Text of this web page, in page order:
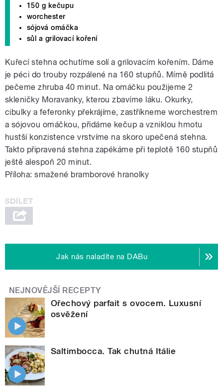
150 g kečupu
worchester
sójová omáčka
sůl a grilovací koření
Kuřecí stehna ochutíme solí a grilovacím kořením. Dáme
je péci do trouby rozpálené na 160 stupňů. Mírně podlitá
pečeme zhruba 40 minut. Na omáčku použijeme 2
skleničky Moravanky, kterou zbavíme láku. Okurky,
cibulky a feferonky překrájíme, zastříkneme worchestrem
a sójovou omáčkou, přidáme kečup a vzniklou hmotu
hustší konzistence vrstvíme na skoro upečená stehna.
Takto připravená stehna zapékáme při teplotě 160 stupňů
ještě alespoň 20 minut.
Příloha: smažené bramborové hranolky
Jak nás naladíte na DABu
NEJNOVĚJŠÍ RECEPTY
Ořechový parfait s ovocem. Luxusní
osvěžení
Saltimbocca. Tak chutná Itálie